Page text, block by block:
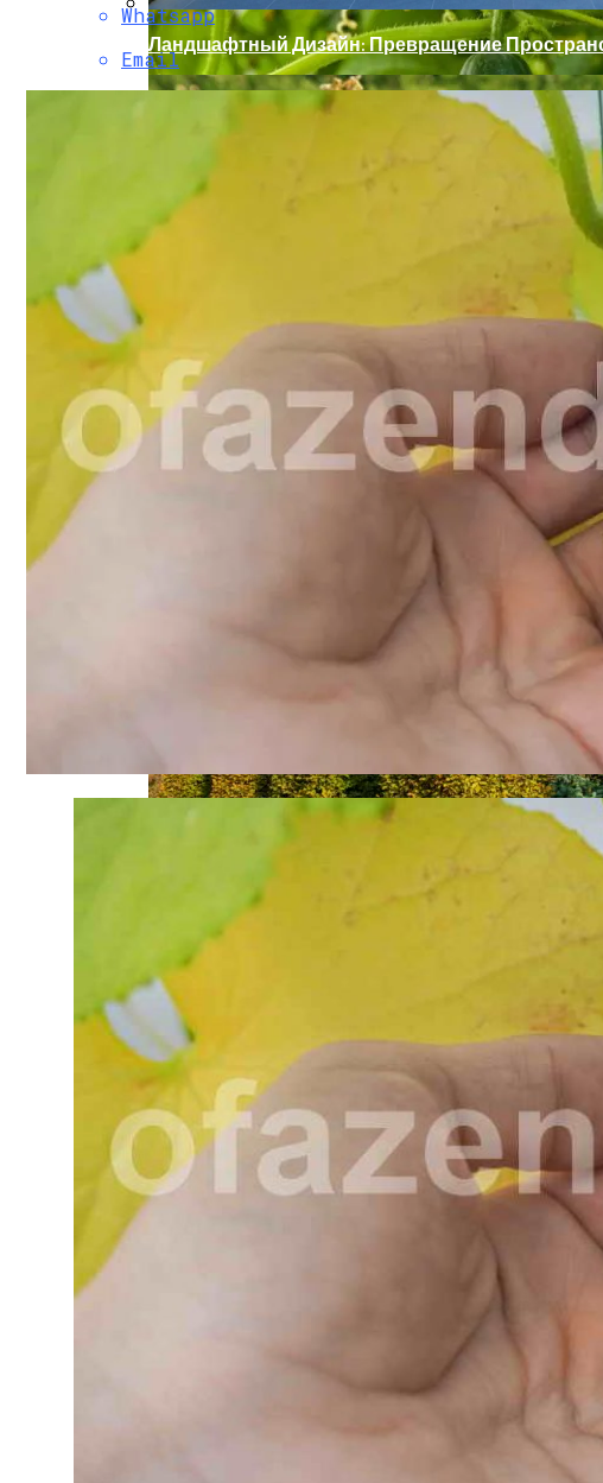
«Скорая Помощь» Для Огурцов: Профилактика
Удобрения Для Перца: Средства, Нормы И
Ландшафтный Дизайн: Превращение
Что Можно Посадить Рядом С Хвойными –
Быстрорастущий Живой Забор — Выбираем
Whatsapp
Email